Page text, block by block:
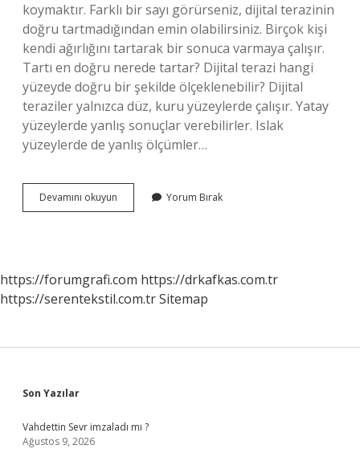
koymaktır. Farklı bir sayı görürseniz, dijital terazinin
doğru tartmadığından emin olabilirsiniz. Birçok kişi
kendi ağırlığını tartarak bir sonuca varmaya çalışır.
Tartı en doğru nerede tartar? Dijital terazi hangi
yüzeyde doğru bir şekilde ölçeklenebilir? Dijital
teraziler yalnızca düz, kuru yüzeylerde çalışır. Yatay
yüzeylerde yanlış sonuçlar verebilirler. Islak
yüzeylerde de yanlış ölçümler…
Devamını okuyun
Neden
Yorum Bırak
https://forumgrafi.com https://drkafkas.com.tr
https://serentekstil.com.trSitemap
Sidebar
Son Yazılar
Vahdettin Sevr imzaladı mı ?
Ağustos 9, 2026